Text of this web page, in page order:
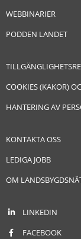
WEBBINARIER
PODDEN LANDET
COOKIES (KAKOR)
HANTERING AV
KONTAKTA OSS
LEDIGA JOBB
OM
LINKEDIN
FACEBOOK